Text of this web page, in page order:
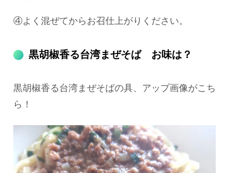
④よく混ぜてからお召仕上がりください。
黒胡椒香る台湾まぜそば お味は？
黒胡椒香る台湾まぜそばの具、アップ画像がこち
ら！